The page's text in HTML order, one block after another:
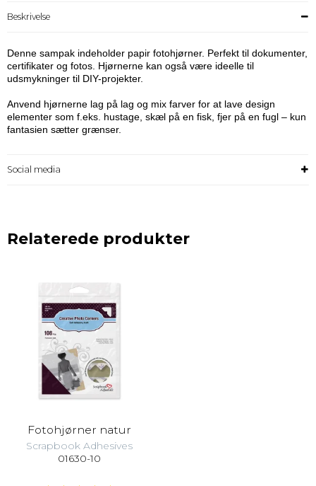
Beskrivelse
Denne sampak indeholder papir fotohjørner. Perfekt til dokumenter,
certifikater og fotos. Hjørnerne kan også være ideelle til
udsmykninger til DIY-projekter.
Anvend hjørnerne lag på lag og mix farver for at lave design
elementer som f.eks. hustage, skæl på en fisk, fjer på en fugl – kun
fantasien sætter grænser.
Social media
Relaterede produkter
Fotohjørner natur
Scrapbook Adhesives
01630-10